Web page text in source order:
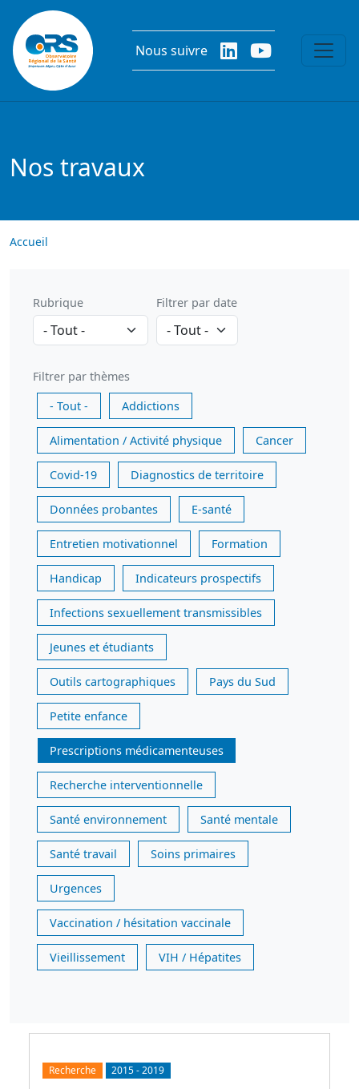
Aller au contenu principal
Nous suivre
Nos travaux
Accueil
Rubrique Filtrer par date
Filtrer par thèmes
- Tout -
Addictions
Alimentation / Activité physique Cancer
Covid-19 Diagnostics de territoire
Données probantes E-santé
Entretien motivationnel Formation
Handicap Indicateurs prospectifs
Infections sexuellement transmissibles
Jeunes et étudiants
Outils cartographiques Pays du Sud
Petite enfance
Prescriptions médicamenteuses
Recherche interventionnelle
Santé environnement Santé mentale
Santé travail Soins primaires
Urgences
Vaccination / hésitation vaccinale
Vieillissement VIH / Hépatites
Recherche 2015-2019